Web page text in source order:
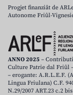
Progjet finanziât de
Autonome Friûl-
ANNO 2025 –
Culture Patrie dal Friûl
– erogante: A.R.L.E.F.
Lingua Friulana) C.F.
N.29/2007 ART.23 c.2